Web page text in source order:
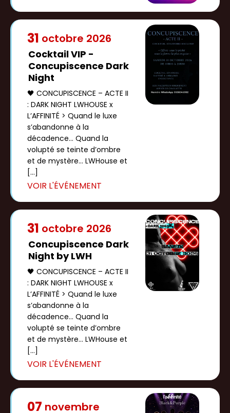
31 octobre 2026
Cocktail VIP -
Concupiscence Dark
Night
🖤 CONCUPISCENCE – ACTE II
: DARK NIGHT LWHOUSE x
L’AFFINITÉ > Quand le luxe
s’abandonne à la
décadence… Quand la
volupté se teinte d’ombre
et de mystère… LWHouse et
[…]
31 octobre 2026
Concupiscence Dark
Night by LWH
🖤 CONCUPISCENCE – ACTE II
: DARK NIGHT LWHOUSE x
L’AFFINITÉ > Quand le luxe
s’abandonne à la
décadence… Quand la
volupté se teinte d’ombre
et de mystère… LWHouse et
[…]
07 novembre